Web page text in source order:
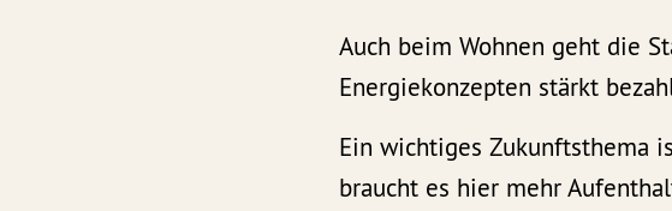
Auch beim Wohnen geht die
Energiekonzepten stärkt
Ein wichtiges Zukunftsthema
braucht es hier mehr